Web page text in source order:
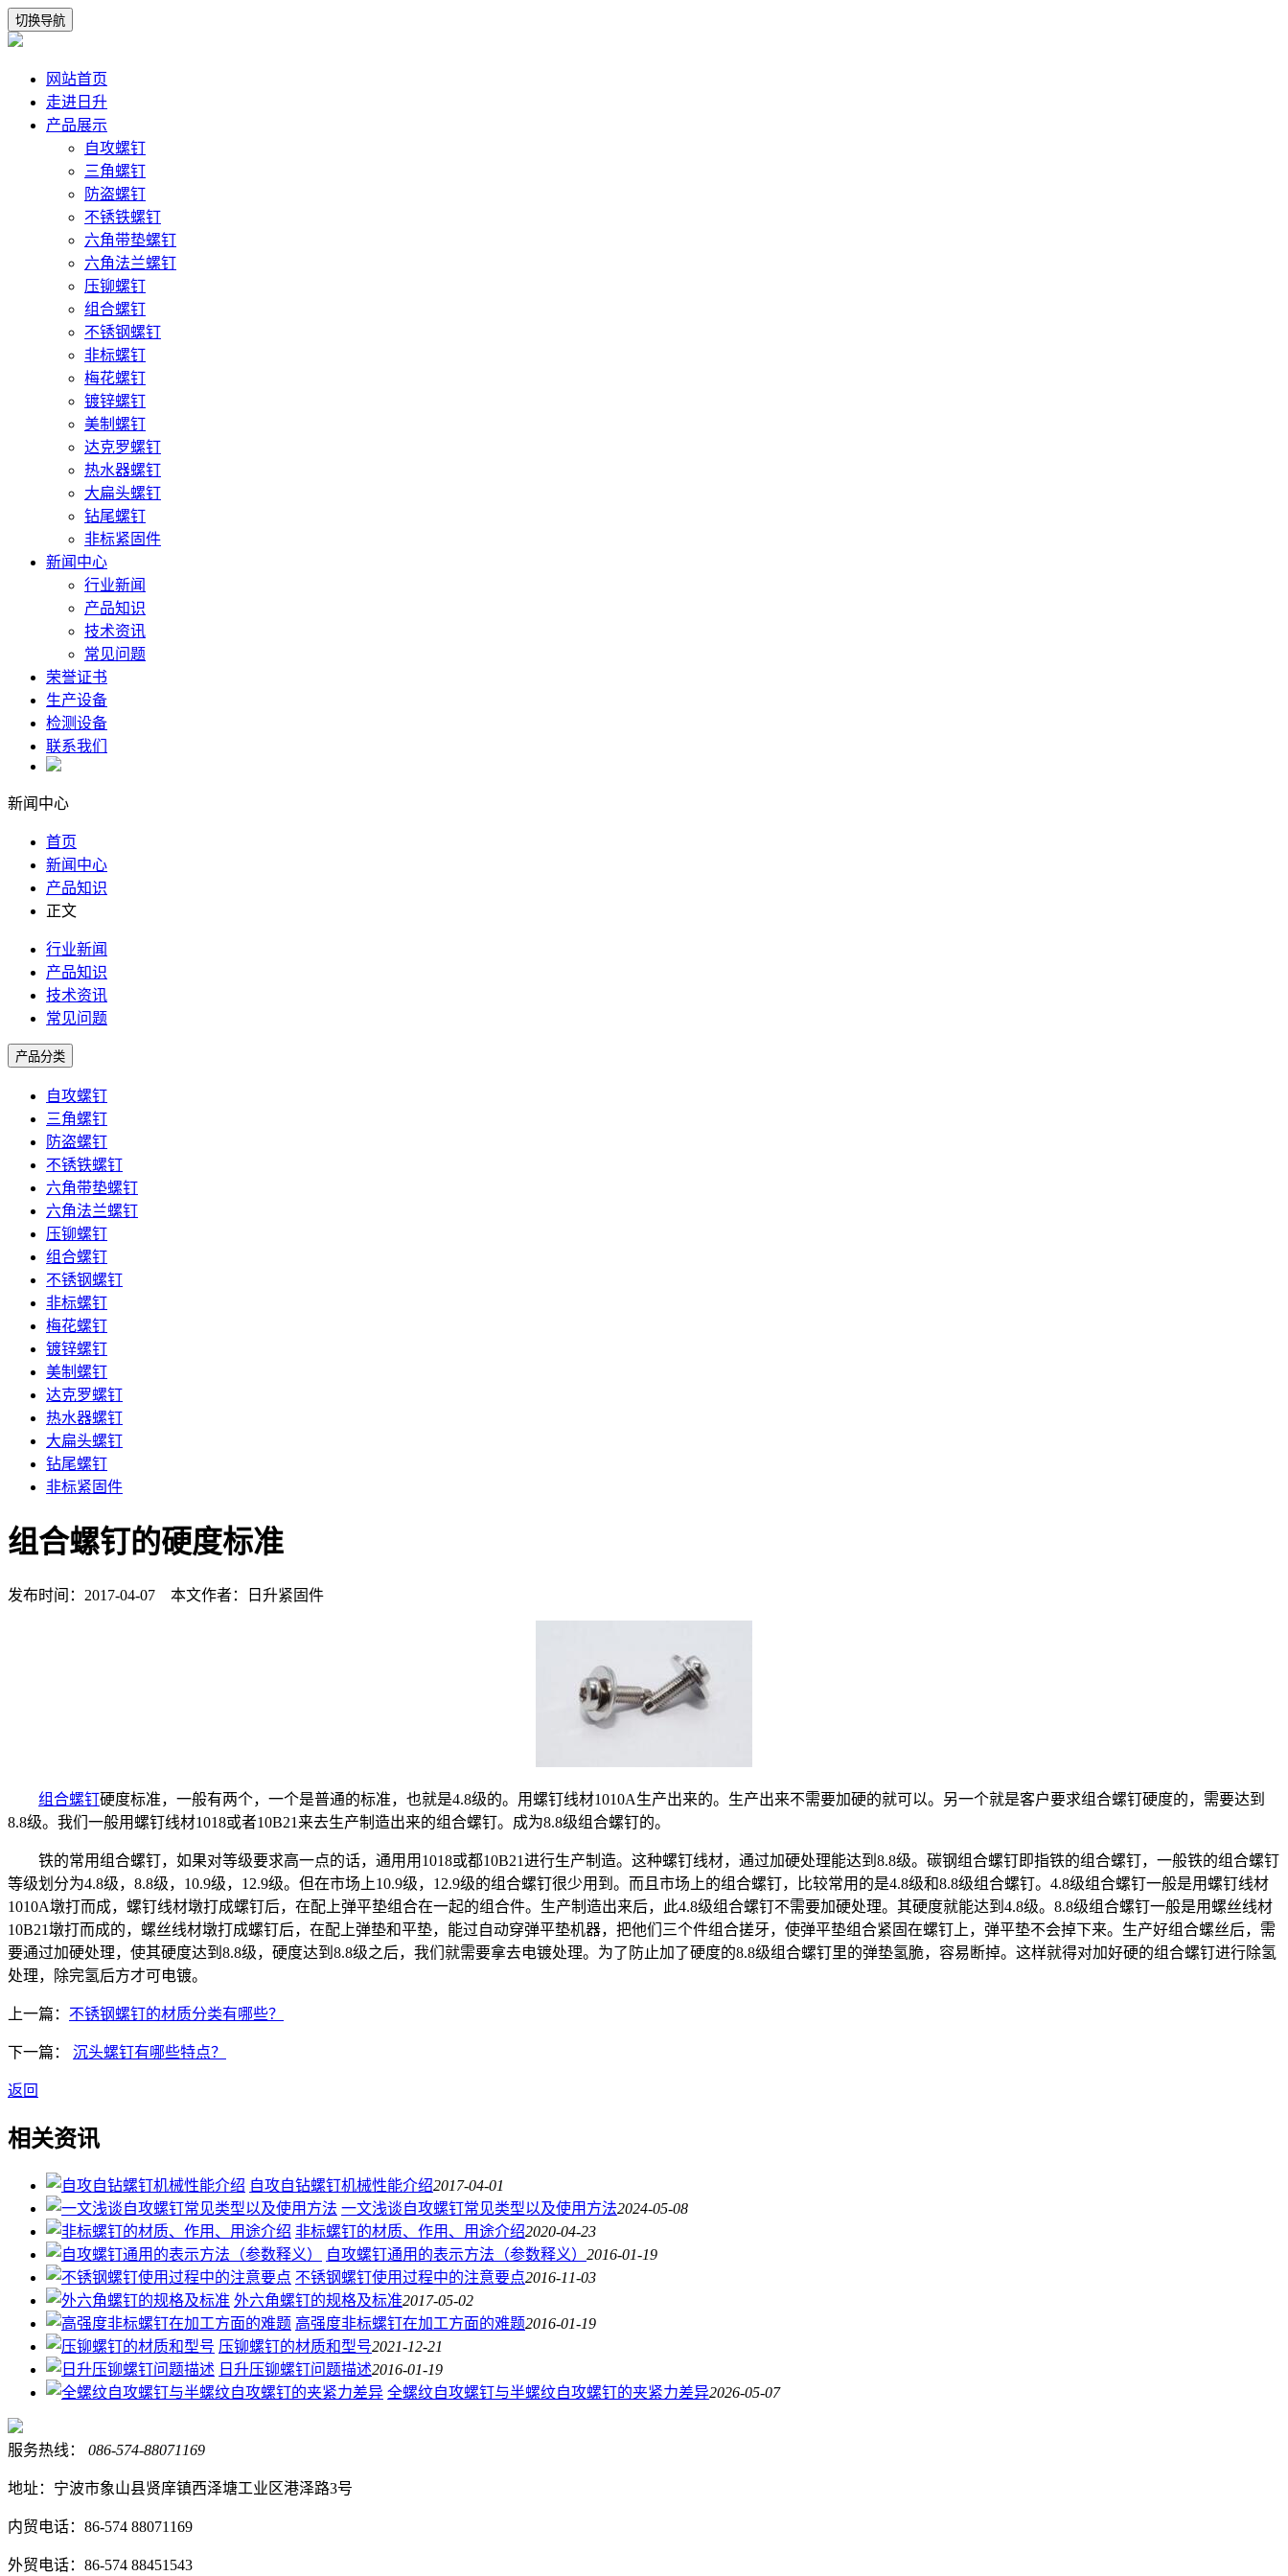
切换导航
网站首页
走进日升
产品展示
自攻螺钉
三角螺钉
防盗螺钉
不锈铁螺钉
六角带垫螺钉
六角法兰螺钉
压铆螺钉
组合螺钉
不锈钢螺钉
非标螺钉
梅花螺钉
镀锌螺钉
美制螺钉
达克罗螺钉
热水器螺钉
大扁头螺钉
钻尾螺钉
非标紧固件
新闻中心
行业新闻
产品知识
技术资讯
常见问题
荣誉证书
生产设备
检测设备
联系我们
新闻中心
首页
新闻中心
产品知识
正文
行业新闻
产品知识
技术资讯
常见问题
产品分类
自攻螺钉
三角螺钉
防盗螺钉
不锈铁螺钉
六角带垫螺钉
六角法兰螺钉
压铆螺钉
组合螺钉
不锈钢螺钉
非标螺钉
梅花螺钉
镀锌螺钉
美制螺钉
达克罗螺钉
热水器螺钉
大扁头螺钉
钻尾螺钉
非标紧固件
组合螺钉的硬度标准
发布时间：2017-04-07 本文作者：日升紧固件
组合螺钉硬度标准，一般有两个，一个是普通的标准，也就是4.8级的。用螺钉线材1010A生产出来的。生产出来不需要加硬的就可以。另一个就是客户要求组合螺钉硬度的，需要达到
8.8级。我们一般用螺钉线材1018或者10B21来去生产制造出来的组合螺钉。成为8.8级组合螺钉的。
铁的常用组合螺钉，如果对等级要求高一点的话，通用用1018或都10B21进行生产制造。这种螺钉线材，通过加硬处理能达到8.8级。碳钢组合螺钉即指铁的组合螺钉，一般铁的组合螺钉
等级划分为4.8级，8.8级，10.9级，12.9级。但在市场上10.9级，12.9级的组合螺钉很少用到。而且市场上的组合螺钉，比较常用的是4.8级和8.8级组合螺钉。4.8级组合螺钉一般是用螺钉线材
1010A墩打而成，螺钉线材墩打成螺钉后，在配上弹平垫组合在一起的组合件。生产制造出来后，此4.8级组合螺钉不需要加硬处理。其硬度就能达到4.8级。8.8级组合螺钉一般是用螺丝线材
10B21墩打而成的，螺丝线材墩打成螺钉后，在配上弹垫和平垫，能过自动穿弹平垫机器，把他们三个件组合搓牙，使弹平垫组合紧固在螺钉上，弹平垫不会掉下来。生产好组合螺丝后，需
要通过加硬处理，使其硬度达到8.8级，硬度达到8.8级之后，我们就需要拿去电镀处理。为了防止加了硬度的8.8级组合螺钉里的弹垫氢脆，容易断掉。这样就得对加好硬的组合螺钉进行除氢
处理，除完氢后方才可电镀。
上一篇： 不锈钢螺钉的材质分类有哪些？
下一篇： 沉头螺钉有哪些特点？
返回
相关资讯
自攻自钻螺钉机械性能介绍2017-04-01
一文浅谈自攻螺钉常见类型以及使用方法2024-05-08
非标螺钉的材质、作用、用途介绍2020-04-23
自攻螺钉通用的表示方法（参数释义） 2016-01-19
不锈钢螺钉使用过程中的注意要点2016-11-03
外六角螺钉的规格及标准2017-05-02
高强度非标螺钉在加工方面的难题2016-01-19
压铆螺钉的材质和型号2021-12-21
日升压铆螺钉问题描述2016-01-19
全螺纹自攻螺钉与半螺纹自攻螺钉的夹紧力差异2026-05-07
服务热线： 086-574-88071169
地址：宁波市象山县贤庠镇西泽塘工业区港泽路3号
内贸电话：86-574 88071169
外贸电话：86-574 88451543